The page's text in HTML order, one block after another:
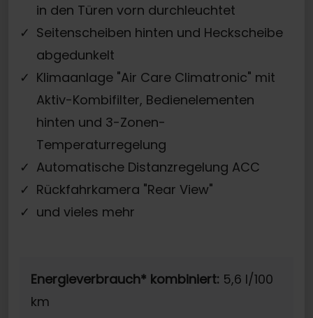
in den Türen vorn durchleuchtet
Seitenscheiben hinten und Heckscheibe
abgedunkelt
Klimaanlage "Air Care Climatronic" mit
Aktiv-Kombifilter, Bedienelementen
hinten und 3-Zonen-
Temperaturregelung
Automatische Distanzregelung ACC
Rückfahrkamera "Rear View"
und vieles mehr
Energieverbrauch* kombiniert: 5,6 l/100
km